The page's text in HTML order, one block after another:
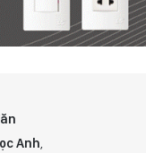
Anh,